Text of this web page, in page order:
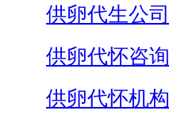
供卵代生公司
供卵代怀咨询
供卵代怀机构